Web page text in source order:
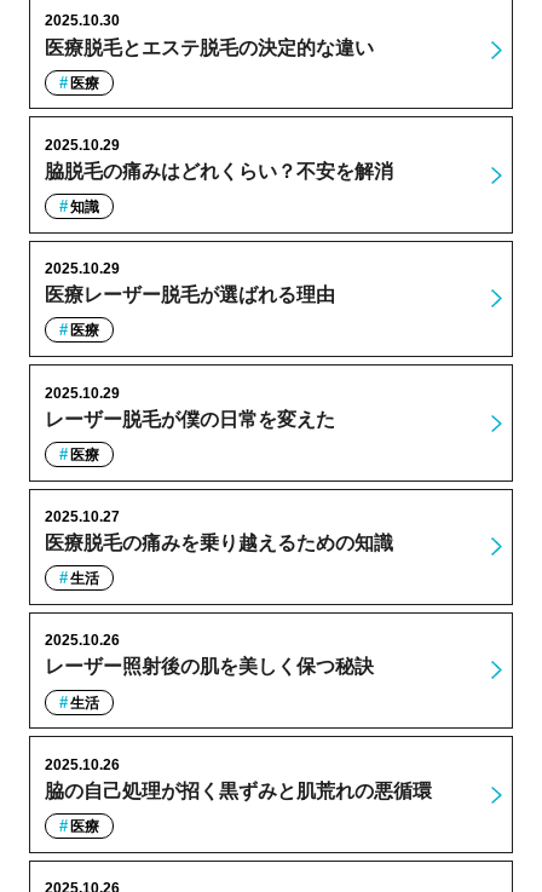
医療脱毛とエステ脱毛の決定的な違い
2025.10.30
医療
脇脱毛の痛みはどれくらい？不安を解消
2025.10.29
知識
医療レーザー脱毛が選ばれる理由
2025.10.29
医療
レーザー脱毛が僕の日常を変えた
2025.10.29
医療
医療脱毛の痛みを乗り越えるための知識
2025.10.27
生活
レーザー照射後の肌を美しく保つ秘訣
2025.10.26
生活
脇の自己処理が招く黒ずみと肌荒れの悪循環
2025.10.26
医療
2025.10.26